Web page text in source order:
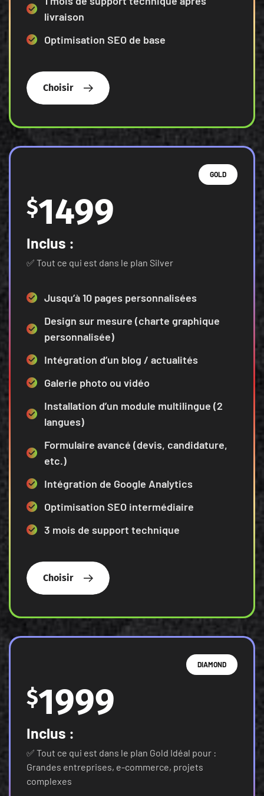
livraison
Optimisation SEO de base
Choisir
GOLD
$1499
Inclus :
✅ Tout ce qui est dans le plan Silver
Jusqu’à 10 pages personnalisées
Design sur mesure (charte graphique
personnalisée)
Intégration d’un blog / actualités
Galerie photo ou vidéo
Installation d’un module multilingue (2
langues)
Formulaire avancé (devis, candidature,
etc.)
Intégration de Google Analytics
Optimisation SEO intermédiaire
3 mois de support technique
Choisir
DIAMOND
$1999
Inclus :
✅ Tout ce qui est dans le plan Gold Idéal pour :
Grandes entreprises, e-commerce, projets
complexes